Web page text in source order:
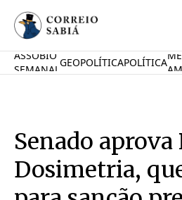
Comunidade
MauriNews
Contrate
Quem Somos
English
ASSOBIO
SEMANAL
GEOPOLÍTICAPOLÍTICA
Senado aprova
Dosimetria,